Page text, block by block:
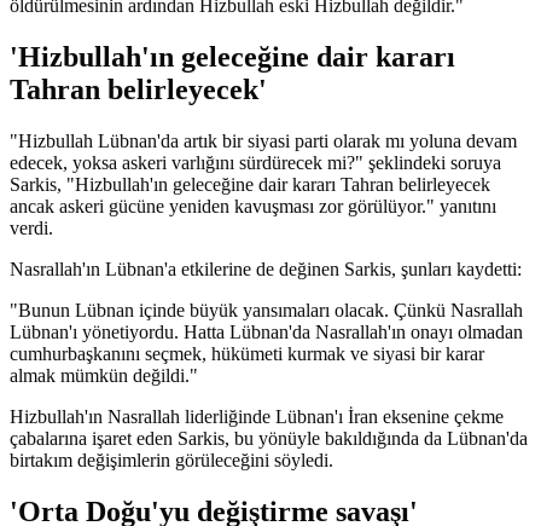
öldürülmesinin ardından Hizbullah eski Hizbullah değildir."
'Hizbullah'ın geleceğine dair kararı
Tahran belirleyecek'
"Hizbullah Lübnan'da artık bir siyasi parti olarak mı yoluna devam
edecek, yoksa askeri varlığını sürdürecek mi?" şeklindeki soruya
Sarkis, "Hizbullah'ın geleceğine dair kararı Tahran belirleyecek
ancak askeri gücüne yeniden kavuşması zor görülüyor." yanıtını
verdi.
Nasrallah'ın Lübnan'a etkilerine de değinen Sarkis, şunları kaydetti:
"Bunun Lübnan içinde büyük yansımaları olacak. Çünkü Nasrallah
Lübnan'ı yönetiyordu. Hatta Lübnan'da Nasrallah'ın onayı olmadan
cumhurbaşkanını seçmek, hükümeti kurmak ve siyasi bir karar
almak mümkün değildi."
Hizbullah'ın Nasrallah liderliğinde Lübnan'ı İran eksenine çekme
çabalarına işaret eden Sarkis, bu yönüyle bakıldığında da Lübnan'da
birtakım değişimlerin görüleceğini söyledi.
'Orta Doğu'yu değiştirme savaşı'